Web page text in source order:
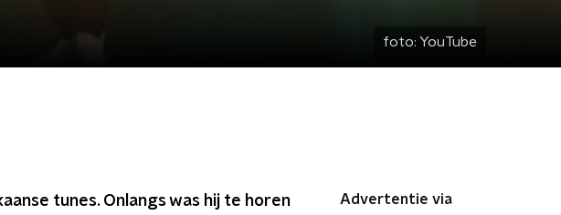
foto: YouTube
tunes. Onlangs was hij te horen
Advertentie via